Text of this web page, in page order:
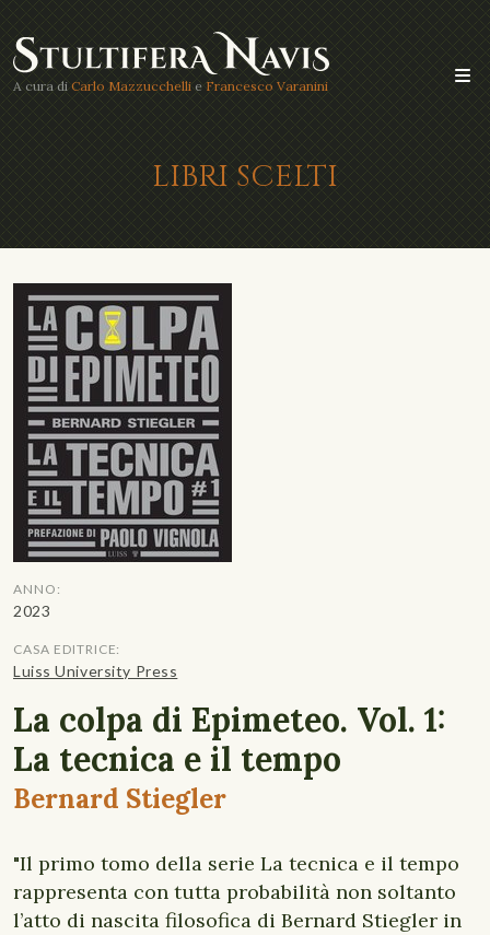
A cura di Carlo Mazzucchelli e Francesco Varanini
LIBRI SCELTI
ANNO:
2023
CASA EDITRICE:
Luiss University Press
La colpa di Epimeteo. Vol. 1:
La tecnica e il tempo
Bernard Stiegler
"Il primo tomo della serie La tecnica e il tempo
rappresenta con tutta probabilità non soltanto
l’atto di nascita filosofica di Bernard Stiegler in